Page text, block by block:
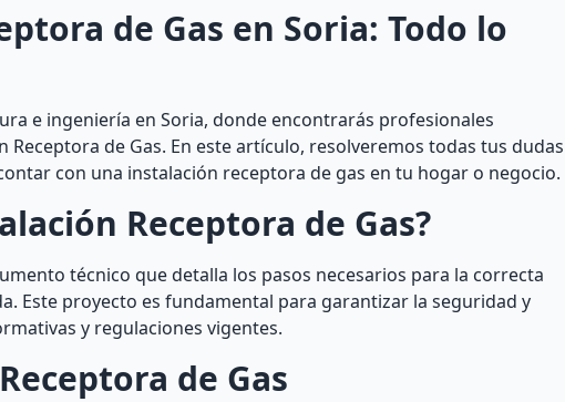
de Gas en Soria: Todo lo
e ingeniería en Soria, donde encontrarás profesionales
de Gas. En este artículo, resolveremos todas tus dudas
con una instalación receptora de gas en tu hogar o negocio.
Receptora de Gas?
técnico que detalla los pasos necesarios para la correcta
Este proyecto es fundamental para garantizar la seguridad y
y regulaciones vigentes.
de Gas